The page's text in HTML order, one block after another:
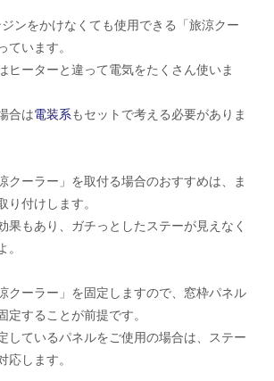
ンをかけなくても使用できる「旅涼クー
ています。
ヒーターと違って電気をたくさん使いま
合は電装系もセットで考える必要がありま
クーラー」を取付る場合のおすすめは、ま
り付けします。
果もあり、ガチっとしたステーが見えなく
。
クーラー」を固定しますので、窓枠パネル
定することが前提です。
しているパネルをご使用の場合は、ステー
応します。